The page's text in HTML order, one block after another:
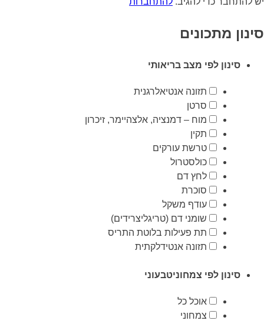
סינון מתכונים
סינון לפי מצב בריאותי
תזונה אנטיאלרגנית
סרטן
מוח – דמנציה, אלצהיימר, זיכרון
תקין
טרשת עורקים
כולסטרול
לחץ דם
סוכרת
עודף משקל
שומני דם (טריגליצרידים)
תת פעילות בלוטת התריס
תזונה אנטידלקתית
סינון לפי צמחוניטבעוני
אוכל כל
צמחוני